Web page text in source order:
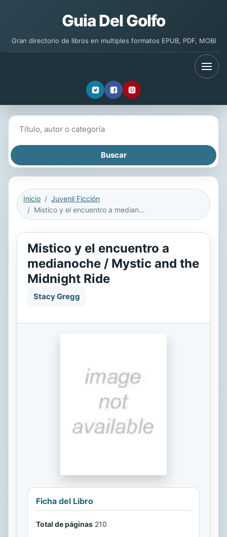
Guia Del Golfo
Gran directorio de libros en multiples formatos EPUB, PDF, MOBI
Inicio
Juvenil Ficción
Mistico y el encuentro a medianoche / Mystic and the Midnight Ride
Mistico y el encuentro a
medianoche / Mystic and the
Midnight Ride
Stacy Gregg
Ficha del Libro
Total de páginas 210